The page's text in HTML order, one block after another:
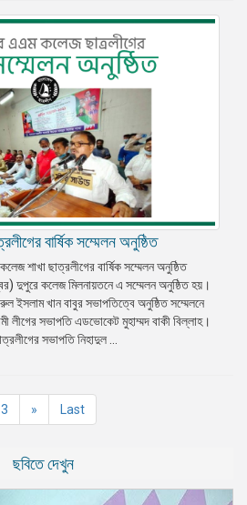
বার্ষিক সম্মেলন অনুষ্ঠিত
শাখা ছাত্রলীগের বার্ষিক সম্মেলন অনুষ্ঠিত
দুপুরে কলেজ মিলনায়তনে এ সম্মেলন অনুষ্ঠিত হয়।
ইসলাম খান বাবুর সভাপতিত্বে অনুষ্ঠিত সম্মেলনে
লীগের সভাপতি এডভোকেট মুহাম্মদ বাকী বিল্লাহ।
সভাপতি নিহাদুল ...
3 » Last
ছবিতে দেখুন